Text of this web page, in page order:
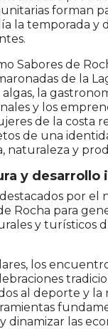
forman
la temporada y
Sabores de
de la
la
y los
de la costa
de una
naturaleza y
y desarrollo
por el
Rocha para
y turísticos
los
al deporte y la
dinamizar las